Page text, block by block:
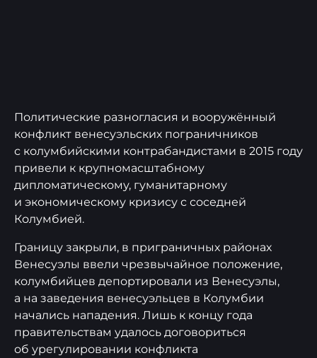
Политические разногласия и вооружённый
конфликт венесуэльских пограничников
с колумбийскими контрабандистами в 2015 году
привели к крупномасштабному
дипломатическому, гуманитарному
и экономическому кризису с соседней
Колумбией.
Границу закрыли, в приграничных районах
Венесуэлы ввели чрезвычайное положение,
колумбийцев депортировали из Венесуэлы,
а на заведения венесуэльцев в Колумбии
начались нападения. Лишь к концу года
правительствам удалось договориться
об урегулировании конфликта